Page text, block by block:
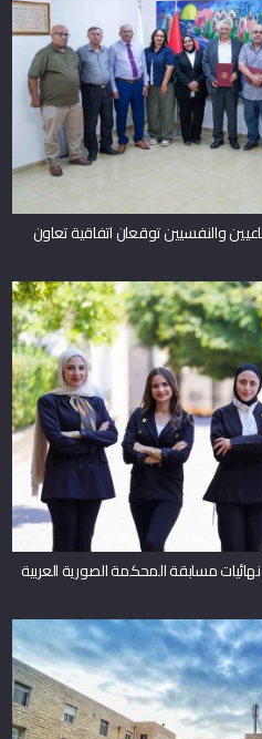
والنفسيين توقعان اتفاقية تعاون
مسابقة المحكمة الصورية العربية